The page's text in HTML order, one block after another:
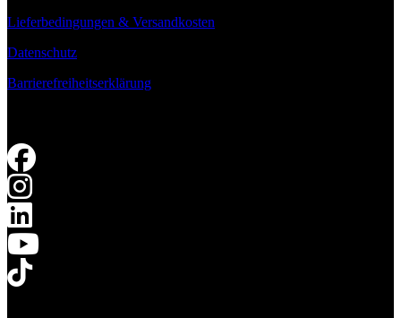
Lieferbedingungen & Versandkosten
Datenschutz
Barrierefreiheitserklärung